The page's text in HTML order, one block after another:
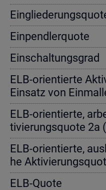
Ein­pend­ler­quo­te
Ein­schal­tungs­grad
ELB-ori­en­tier­te
Ein­satz von
ELB-ori­en­tier­te,
ti­vie­rungs­quo­te 2a
ELB-ori­en­tier­te,
he
ELB-Quote